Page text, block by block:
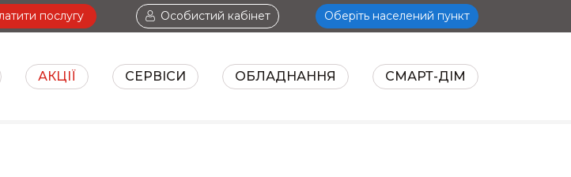
послугу Особистий кабінет Оберіть населений пункт
АКЦІЇ СЕРВІСИ ОБЛАДНАННЯ СМАРТ-ДІМ